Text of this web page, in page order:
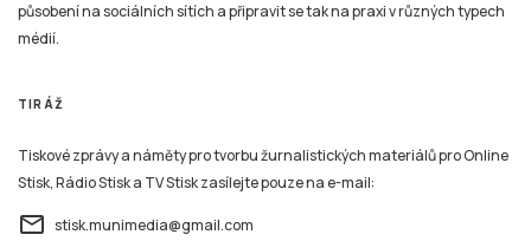
působení na sociálních sítích a připravit se tak na praxi v různých typech
médií.
TIRÁŽ
Tiskové zprávy a náměty pro tvorbu žurnalistických materiálů pro Online
Stisk, Rádio Stisk a TV Stisk zasílejte pouze na e-mail:
email stisk.munimedia@gmail.com